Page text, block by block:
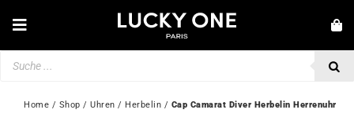
InhaltToggle
Navigation
Home / Shop / Uhren / Herbelin / Cap Camarat Diver Herbelin Herrenuhr